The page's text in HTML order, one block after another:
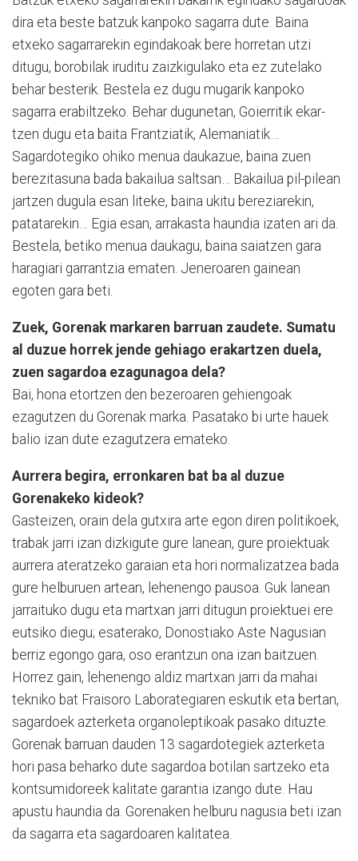
dira eta beste batzuk kanpoko sagarra dute. Baina
etxeko sagarrarekin egin­­dakoak bere horretan utzi
ditugu, borobilak iruditu zaiz­ki­gulako eta ez zutelako
behar besterik. Bestela ez dugu mugarik kanpoko
sagarra era­bil­tzeko. Behar dugunetan, Goi­e­rritik ekar­
tzen dugu eta baita Frantziatik, Alemania­tik…
Sagardotegiko ohiko menua daukazue, baina zuen
berezitasuna bada bakailua saltsan… Bakailua pil-pilean
jartzen dugula esan liteke, baina ukitu bereziarekin,
patatarekin… Egia esan, arrakasta haundia izaten ari da.
Bestela, betiko menua daukagu, baina saia­tzen gara
haragiari garrantzia ematen. Jeneroaren gainean
egoten gara beti.
Zuek, Gorenak markaren barruan zaudete. Sumatu
al duzue horrek jende gehiago erakartzen duela,
zuen sagardoa ezagunagoa dela?
Bai, hona etortzen den bezeroaren gehiengoak
ezagutzen du Gorenak marka. Pasatako bi urte hauek
balio izan dute ezagu­tzera emateko.
Aurrera begira, erronkaren bat ba al duzue
Gorenakeko kideok?
Gasteizen, orain dela gutxira arte egon diren politikoek,
trabak jarri izan dizkigute gure lanean, gure proiektuak
aurrera ateratzeko garaian eta hori normalizatzea bada
gure helburuen artean, lehenengo pausoa. Guk lanean
jarraituko dugu eta martxan jarri ditugun proiektuei ere
eutsiko diegu; esaterako, Donostiako Aste Nagusian
berriz egongo gara, oso eran­tzun ona izan baitzuen.
Horrez gain, lehenengo aldiz martxan jarri da mahai
tekniko bat Fraisoro Labora­te­giaren eskutik eta bertan,
sagardoek azterketa organoleptikoak pasako dituzte.
Go­re­nak barruan dauden 13 sa­gardotegiek azterketa
hori pa­sa beharko dute sagardoa botilan sartzeko eta
kontsumidoreek kalitate garantia izan­go dute. Hau
apustu haun­dia da. Gorenaken helburu nagusia beti izan
da sagarra eta sagardoaren kalitatea.